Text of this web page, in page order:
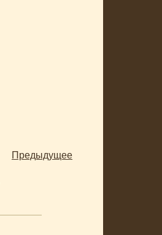
Предыдущее